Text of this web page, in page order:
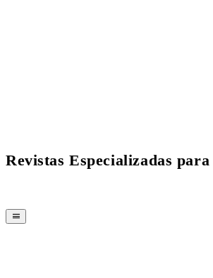
Revistas Especializadas